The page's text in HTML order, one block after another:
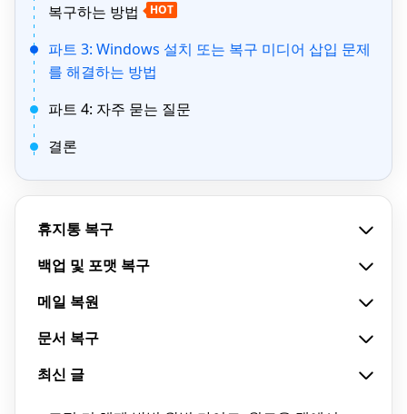
복구하는 방법
HOT
파트 3: Windows 설치 또는 복구 미디어 삽입 문제
를 해결하는 방법
파트 4: 자주 묻는 질문
결론
휴지통 복구
백업 및 포맷 복구
메일 복원
문서 복구
최신 글